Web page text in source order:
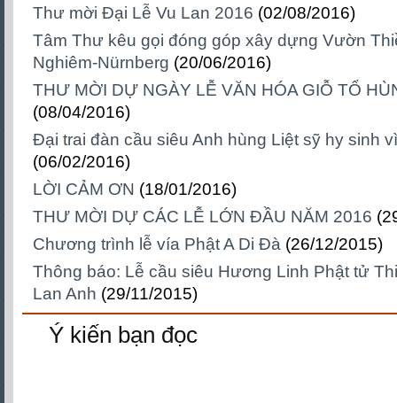
Thư mời Đại Lễ Vu Lan 2016 (02/08/2016)
Tâm Thư kêu gọi đóng góp xây dựng Vườn
Nghiêm-Nürnberg (20/06/2016)
THƯ MỜI DỰ NGÀY LỄ VĂN HÓA GIỖ TỔ
(08/04/2016)
Đại trai đàn cầu siêu Anh hùng Liệt sỹ hy sinh
(06/02/2016)
LỜI CẢM ƠN (18/01/2016)
THƯ MỜI DỰ CÁC LỄ LỚN ĐẦU NĂM 2016
Chương trình lễ vía Phật A Di Đà (26/12/2015)
Thông báo: Lễ cầu siêu Hương Linh Phật tử
Lan Anh (29/11/2015)
Ý kiến bạn đọc